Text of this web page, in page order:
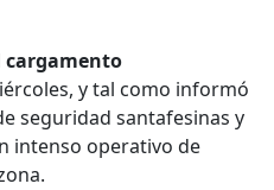
cargamento
y tal como informó
seguridad santafesinas y
intenso operativo de